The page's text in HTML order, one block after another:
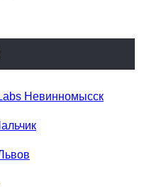
Невинномысск